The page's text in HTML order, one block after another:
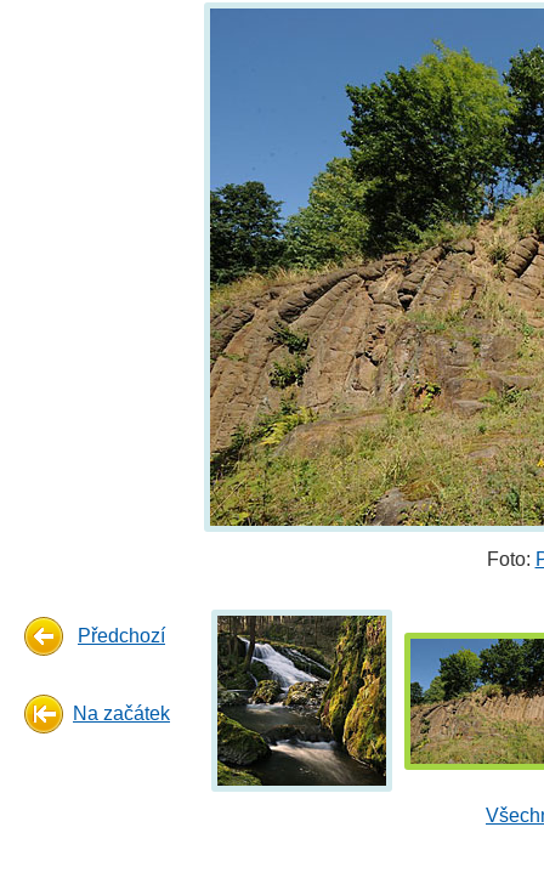
Foto:
Předchozí
Na začátek